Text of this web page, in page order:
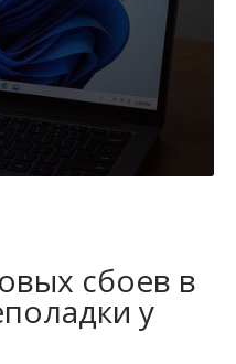
сбоев в
у